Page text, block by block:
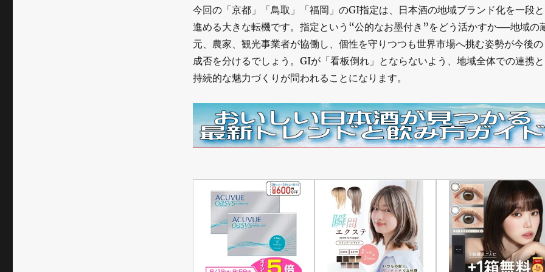
今回の「京都」「鳥取」「福岡」のGI指定は、日本酒の地域ブランド化を一段と
進める大きな転機です。指定という“公的なお墨付き”をどう活かすか──地域の
元、農家、観光事業者が協働し、個性を守りつつも世界市場へ挑む姿勢が今後の
成否を分けるでしょう。GIが「看板倒れ」とならないよう、地域全体での連携と
持続的な魅力づくりが問われることになります。